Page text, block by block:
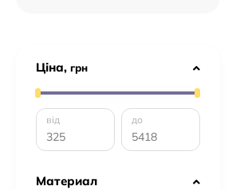
Ціна, грн
від до
Материал